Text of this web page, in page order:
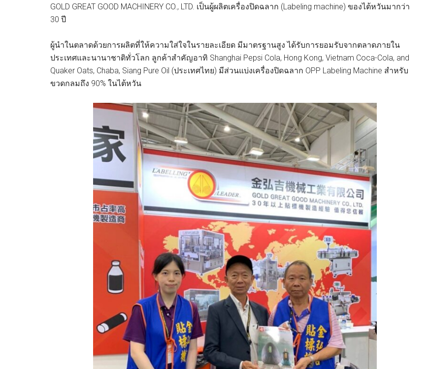
GOLD GREAT GOOD MACHINERY CO., LTD. เป็นผู้ผลิตเครื่องปิดฉลาก (Labeling machine) ของไต้หวันมากว่า
30 ปี
ผู้นำในตลาดด้วยการผลิตที่ให้ความใส่ใจในรายละเอียด มีมาตรฐานสูง ได้รับการยอมรับจากตลาดภายใน
ประเทศและนานาชาติทั่วโลก ลูกค้าสำคัญอาทิ Shanghai Pepsi Cola, Hong Kong, Vietnam Coca-Cola, and
Quaker Oats, Chaba, Siang Pure Oil (ประเทศไทย) มีส่วนแบ่งเครื่องปิดฉลาก OPP Labeling Machine สำหรับ
ขวดกลมถึง 90% ในไต้หวัน